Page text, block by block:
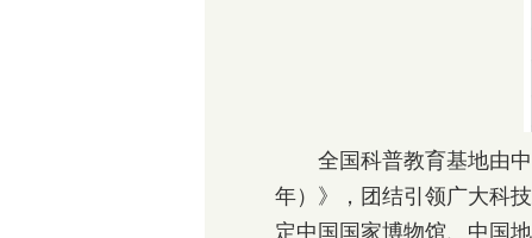
全国科普教育基地由中
年）》，团结引领广大科
定中国国家博物馆、中国